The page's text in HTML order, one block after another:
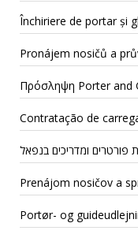
Închiriere de portar și
Pronájem nosičů a
Πρόσληψη Porter and
Contratação de
פורטרים ומדריכים בנפאל
Prenájom nosičov a
Portør- og